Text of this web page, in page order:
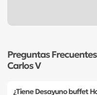
Preguntas
Carlos V
¿Tiene Desayuno buffet